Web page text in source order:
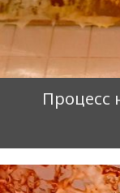
Процесс